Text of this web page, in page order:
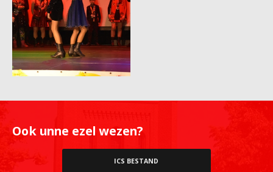
Ook unne ezel wezen?
ICS BESTAND